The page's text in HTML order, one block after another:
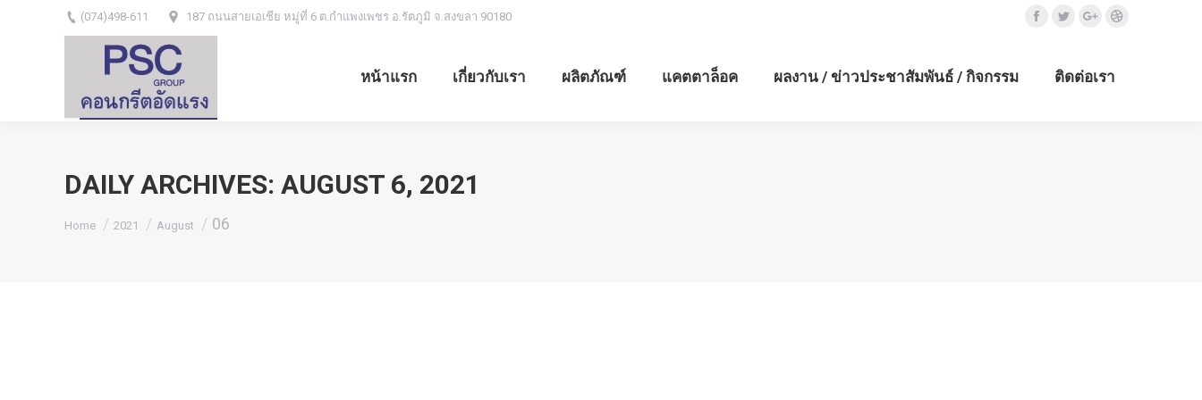
(074)498-611 187 ถนนสายเอเชีย หมู่ที่ 6 ต.กำแพงเพชร อ.รัตภูมิ จ.สงขลา 90180 Facebook
TwitterGoogle+Dribbble
หน้าแรก เกี่ยวกับเรา ผลิตภัณฑ์ แคตตาล็อค ผลงาน / ข่าวประชาสัมพันธ์ / กิจกรรม ติดต่อเรา
DAILY ARCHIVES: AUGUST 6, 2021
Home 2021 August 06